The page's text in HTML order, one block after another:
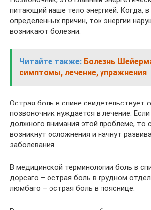
питающий наше тело энергией. Когда, в
определенных причин, ток энергии
возникают болезни.
Читайте также: Болезнь
симптомы, лечение, упражнения
Острая боль в спине свидетельствует
позвоночник нуждается в лечение.
должного внимания этой проблеме, то
возникнут осложнения и начнут
заболевания.
В медицинской терминологии боль в
дорсаго – острая боль в грудном
люмбаго – острая боль в пояснице.